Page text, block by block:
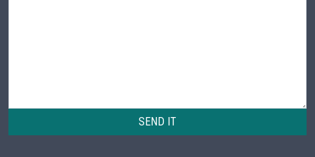
SEND IT